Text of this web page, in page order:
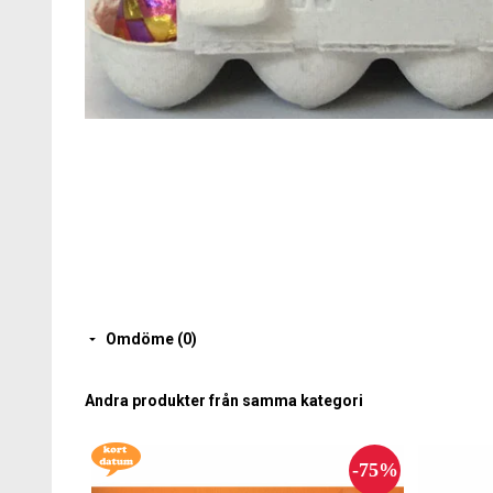
Omdöme (0)
Andra produkter från samma kategori